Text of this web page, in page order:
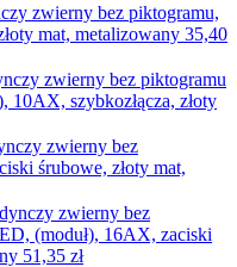
zwierny bez piktogramu,
mat, metalizowany 35,40
zwierny bez piktogramu
10AX, szybkozłącza, złoty
zwierny bez
śrubowe, złoty mat,
zwierny bez
(moduł), 16AX, zaciski
51,35 zł